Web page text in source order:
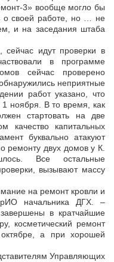
3» вообще могло бы
о своей работе, но … не
и на заседания штаба
сейчас идут проверки в
в программе
сейчас проверено
неприятные
работ указано, что
ноября. В то время, как
стартовать на две
качество капитальных
буквально атакуют
ремонту двух домов у К.
Все остальные
вызывают массу
на ремонт кровли и
начальника ДГХ. –
в кратчайшие
косметический ремонт
а при хорошей
Управляющих